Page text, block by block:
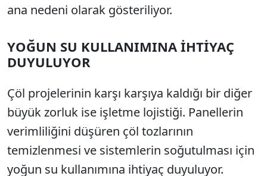
ana nedeni olarak gösteriliyor.
YOĞUN SU KULLANIMINA İHTİYAÇ
DUYULUYOR
Çöl projelerinin karşı karşıya kaldığı bir diğer
büyük zorluk ise işletme lojistiği. Panellerin
verimliliğini düşüren çöl tozlarının
temizlenmesi ve sistemlerin soğutulması için
yoğun su kullanımına ihtiyaç duyuluyor.